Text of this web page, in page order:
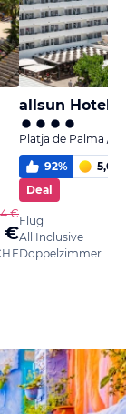
€
€
allsun Hotel
Platja de Palma /
92% 5,0
Deal
Flug
All Inclusive
Doppelzimmer